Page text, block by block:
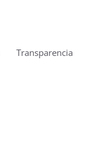
Transparencia